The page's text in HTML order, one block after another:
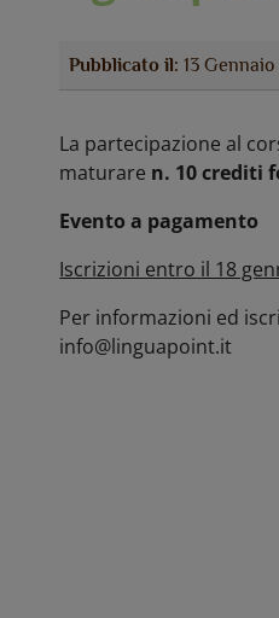
Pubblicato il: 13
La partecipazione al
maturare n. 10 crediti
Evento a pagamento
Iscrizioni entro il 18
Per informazioni ed
info@linguapoint.it